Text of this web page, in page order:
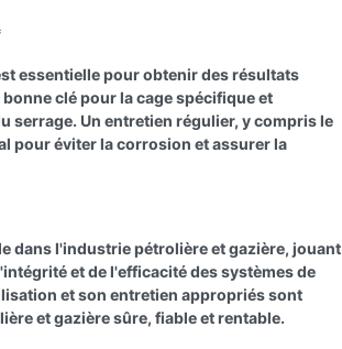
essentielle pour obtenir des résultats
clé pour la cage spécifique et
serrage. Un entretien régulier, y compris le
pour éviter la corrosion et assurer la
dans l'industrie pétrolière et gazière, jouant
et de l'efficacité des systèmes de
et son entretien appropriés sont
et gazière sûre, fiable et rentable.